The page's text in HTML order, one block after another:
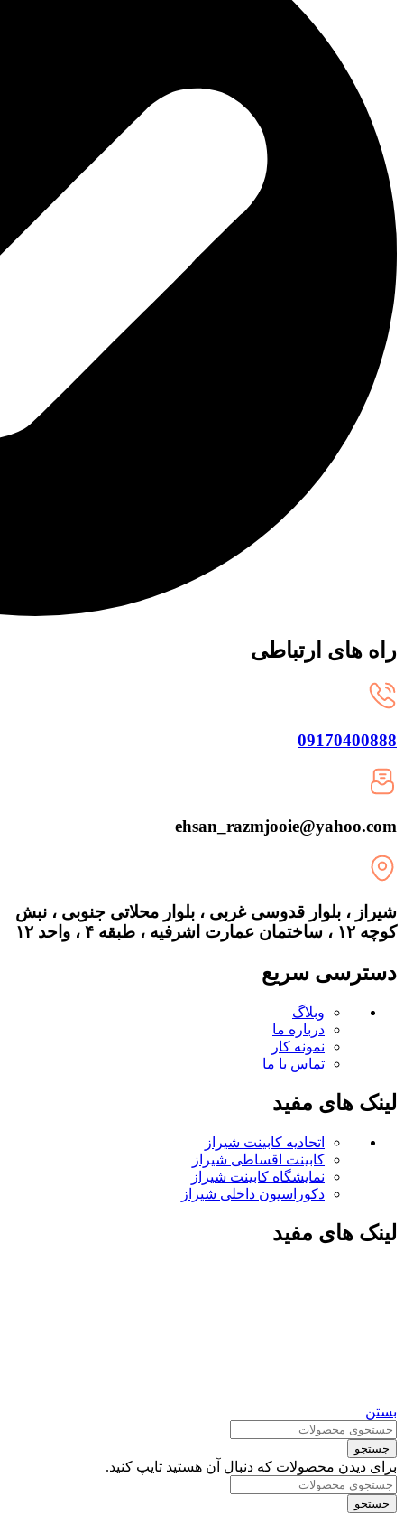
راه های ارتباطی
09170400888
ehsan_razmjooie@yahoo.com
شیراز ، بلوار قدوسی غربی ، بلوار محلاتی جنوبی ، نبش
کوچه ۱۲ ، ساختمان عمارت اشرفیه ، طبقه ۴ ، واحد ۱۲
دسترسی سریع
وبلاگ
درباره ما
نمونه کار
تماس با ما
لینک های مفید
اتحادیه کابینت شیراز
کابینت اقساطی شیراز
نمایشگاه کابینت شیراز
دکوراسیون داخلی شیراز
لینک های مفید
بستن
جستجو
برای دیدن محصولات که دنبال آن هستید تایپ کنید.
جستجو